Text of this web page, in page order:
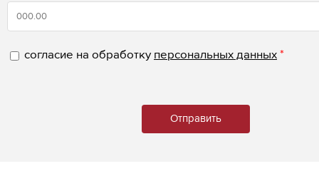
согласие на обработку персональных данных*